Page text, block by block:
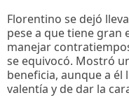
Florentino se dejó
pese a que tiene gran
manejar
se equivocó. Mostró
beneficia, aunque a
valentía y de dar la